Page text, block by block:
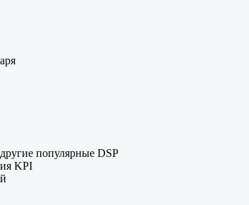
популярные DSP
KPI